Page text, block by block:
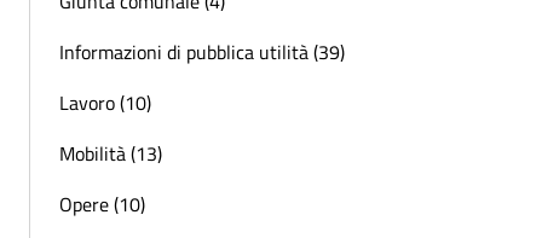
Informazioni di pubblica utilità (39)
Lavoro (10)
Mobilità (13)
Opere (10)